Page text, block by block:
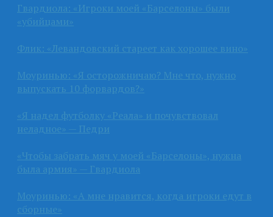
Гвардиола: «Игроки моей «Барселоны» были
«убийцами»
Флик: «Левандовский стареет как хорошее вино»
Моуринью: «Я осторожничаю? Мне что, нужно
выпускать 10 форвардов?»
«Я надел футболку «Реала» и почувствовал
неладное» — Педри
«Чтобы забрать мяч у моей «Барселоны», нужна
была армия» — Гвардиола
Моуринью: «А мне нравится, когда игроки едут в
сборные»